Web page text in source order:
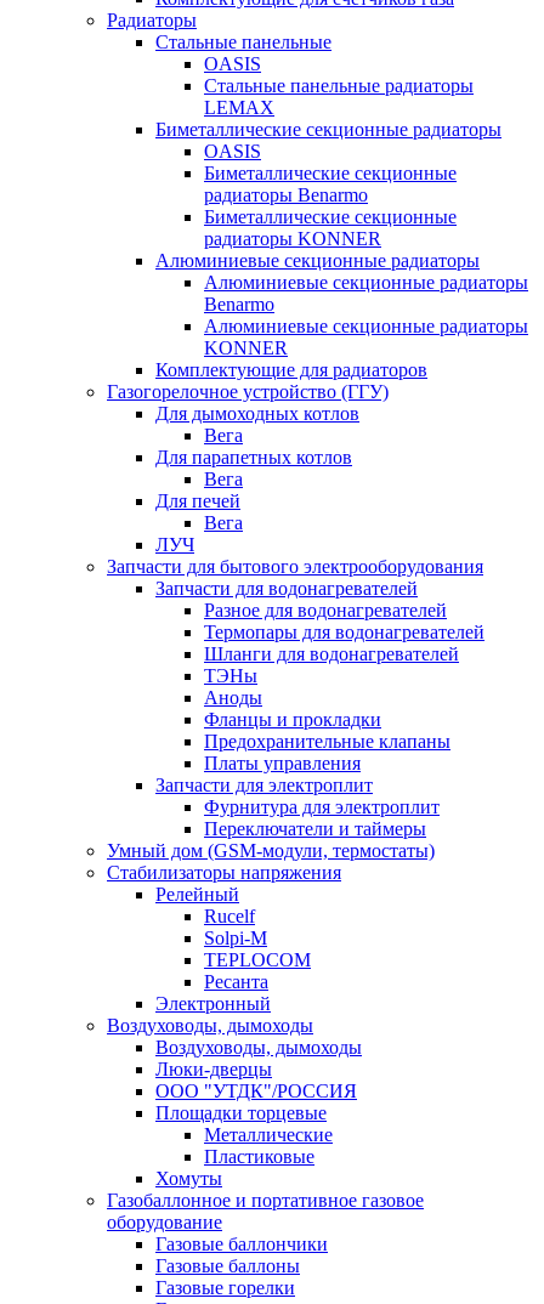
Радиаторы
Стальные панельные
OASIS
Стальные панельные радиаторы
LEMAX
Биметаллические секционные радиаторы
OASIS
Биметаллические секционные
радиаторы Benarmo
Биметаллические секционные
радиаторы KONNER
Алюминиевые секционные радиаторы
Алюминиевые секционные радиаторы
Benarmo
Алюминиевые секционные радиаторы
KONNER
Комплектующие для радиаторов
Газогорелочное устройство (ГГУ)
Для дымоходных котлов
Вега
Для парапетных котлов
Вега
Для печей
Вега
ЛУЧ
Запчасти для бытового электрооборудования
Запчасти для водонагревателей
Разное для водонагревателей
Термопары для водонагревателей
Шланги для водонагревателей
ТЭНы
Аноды
Фланцы и прокладки
Предохранительные клапаны
Платы управления
Запчасти для электроплит
Фурнитура для электроплит
Переключатели и таймеры
Умный дом (GSM-модули, термостаты)
Cтабилизаторы напряжения
Релейный
Rucelf
Solpi-M
TEPLOCOM
Ресанта
Электронный
Воздуховоды, дымоходы
Воздуховоды, дымоходы
Люки-дверцы
ООО "УТДК"/РОССИЯ
Площадки торцевые
Металлические
Пластиковые
Хомуты
Газобаллонное и портативное газовое
оборудование
Газовые баллончики
Газовые баллоны
Газовые горелки